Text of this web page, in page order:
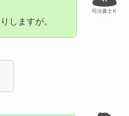
司法書士Ｋ
しますが。